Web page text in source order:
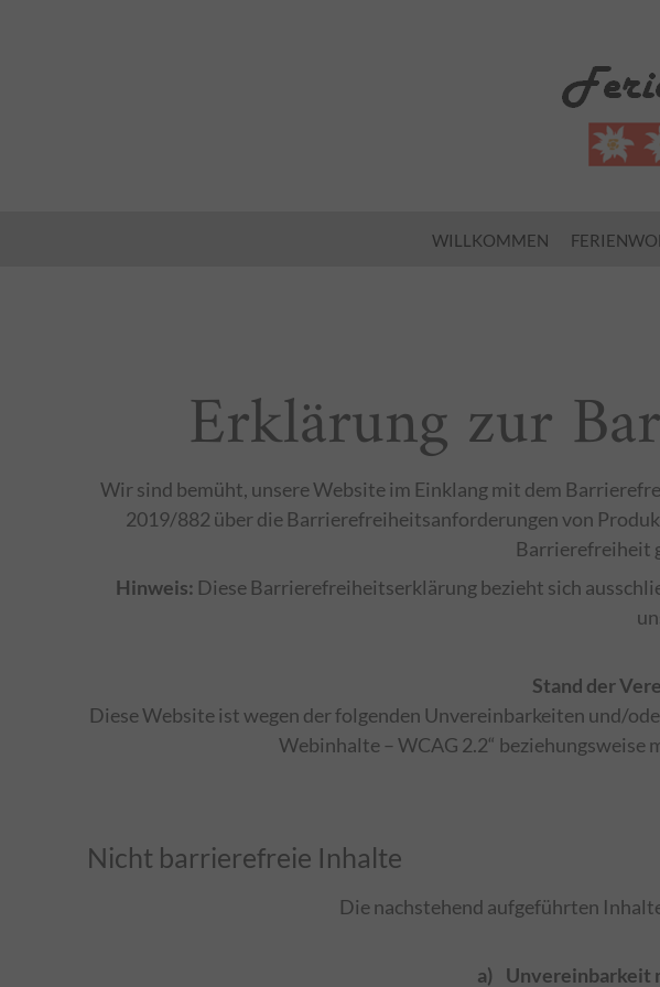
WILLKOMMEN
Erklärung zur
Wir sind bemüht, unsere Website im Einklang mit dem
2019/882 über die Barrierefreiheitsanforderungen von
Barrierefreiheit
Hinweis: Diese Barrierefreiheitserklärung bezieht sich
Stand der
Diese Website ist wegen der folgenden Unvereinbarkeiten und/
Webinhalte – WCAG 2.2“ beziehungsweise
Nicht barrierefreie Inhalte
Die nachstehend aufgeführten
a) Unvereinbarkeit